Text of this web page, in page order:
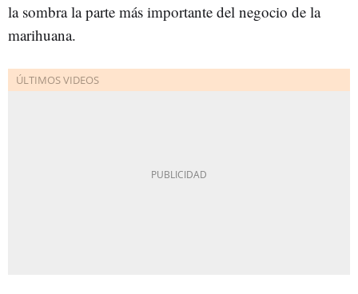
la sombra la parte más importante del negocio de la
marihuana.